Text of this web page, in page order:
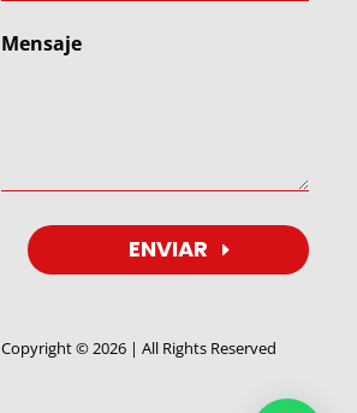
ENVIAR
Copyright © 2026 | All Rights Reserved